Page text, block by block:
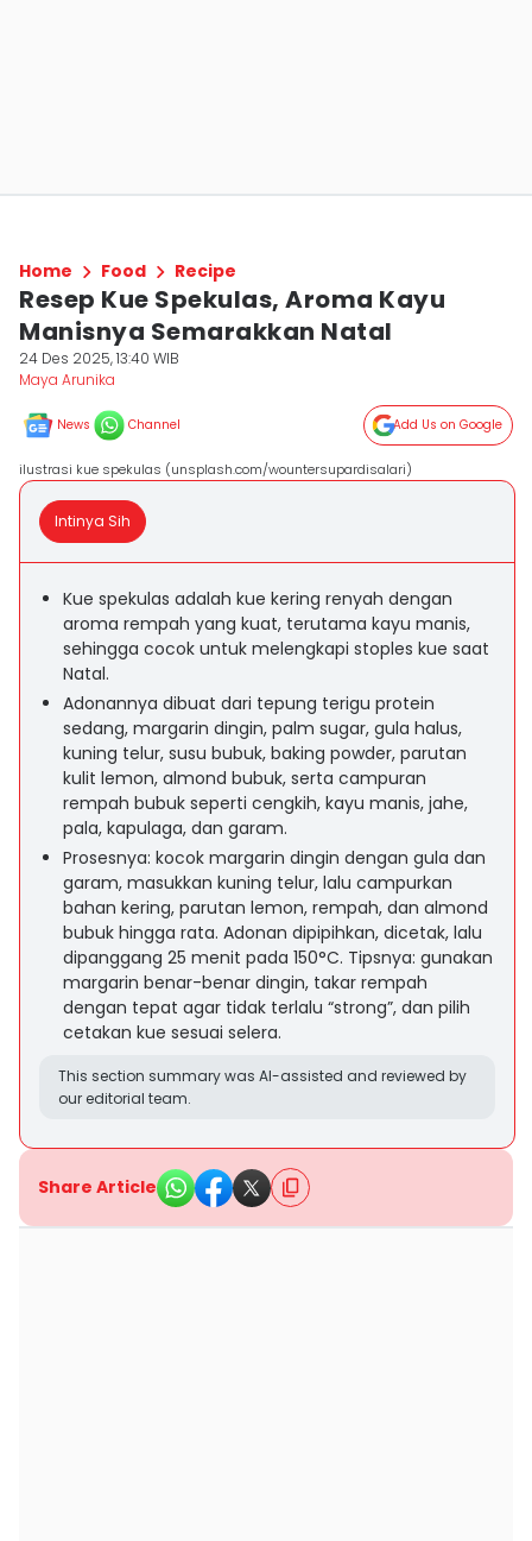
Home Food Recipe
Resep Kue Spekulas, Aroma Kayu
Manisnya Semarakkan Natal
24 Des 2025, 13:40 WIB
Maya Arunika
News Channel Add Us on Google
ilustrasi kue spekulas (unsplash.com/wountersupardisalari)
Intinya Sih
Kue spekulas adalah kue kering renyah dengan
aroma rempah yang kuat, terutama kayu manis,
sehingga cocok untuk melengkapi stoples kue saat
Natal.
Adonannya dibuat dari tepung terigu protein
sedang, margarin dingin, palm sugar, gula halus,
kuning telur, susu bubuk, baking powder, parutan
kulit lemon, almond bubuk, serta campuran
rempah bubuk seperti cengkih, kayu manis, jahe,
pala, kapulaga, dan garam.
Prosesnya: kocok margarin dingin dengan gula dan
garam, masukkan kuning telur, lalu campurkan
bahan kering, parutan lemon, rempah, dan almond
bubuk hingga rata. Adonan dipipihkan, dicetak, lalu
dipanggang 25 menit pada 150°C. Tipsnya: gunakan
margarin benar-benar dingin, takar rempah
dengan tepat agar tidak terlalu “strong”, dan pilih
cetakan kue sesuai selera.
This section summary was AI-assisted and reviewed by
our editorial team.
Share Article